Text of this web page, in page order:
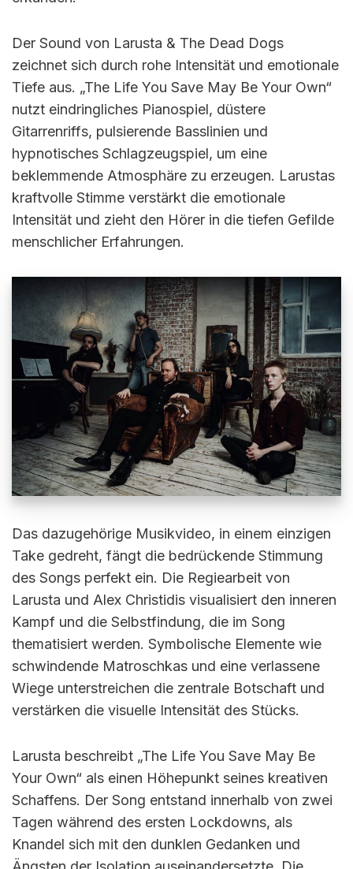
Der Sound von Larusta & The Dead Dogs
zeichnet sich durch rohe Intensität und emotionale
Tiefe aus. „The Life You Save May Be Your Own“
nutzt eindringliches Pianospiel, düstere
Gitarrenriffs, pulsierende Basslinien und
hypnotisches Schlagzeugspiel, um eine
beklemmende Atmosphäre zu erzeugen. Larustas
kraftvolle Stimme verstärkt die emotionale
Intensität und zieht den Hörer in die tiefen Gefilde
menschlicher Erfahrungen.
Das dazugehörige Musikvideo, in einem einzigen
Take gedreht, fängt die bedrückende Stimmung
des Songs perfekt ein. Die Regiearbeit von
Larusta und Alex Christidis visualisiert den inneren
Kampf und die Selbstfindung, die im Song
thematisiert werden. Symbolische Elemente wie
schwindende Matroschkas und eine verlassene
Wiege unterstreichen die zentrale Botschaft und
verstärken die visuelle Intensität des Stücks.
Larusta beschreibt „The Life You Save May Be
Your Own“ als einen Höhepunkt seines kreativen
Schaffens. Der Song entstand innerhalb von zwei
Tagen während des ersten Lockdowns, als
Knandel sich mit den dunklen Gedanken und